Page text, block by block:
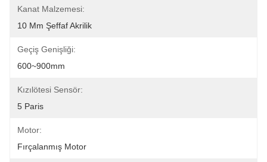
Kanat Malzemesi:
10 Mm Şeffaf Akrilik
Geçiş Genişliği:
600~900mm
Kızılötesi Sensör:
5 Paris
Motor:
Fırçalanmış Motor